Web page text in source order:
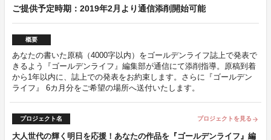
ご提供予定時期：2019年2月より通信添削開始可能
概要
あなたの書いた原稿（4000字以内）をゴールデンライフ誌上で発表で
きるよう『ゴールデンライフ』編集部が通信にて添削指導。原稿到着
から1年以内に、誌上での発表をお約束します。さらに『ゴールデン
ライフ』 6カ月分をご希望の場所へ送付いたします。
プロジェクト名 プロジェクトを見る arrow_forward
大人世代の輝く明日を応援！あなたの作品を『ゴールデンライフ』編